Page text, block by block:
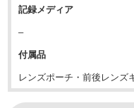
記録メディア
–
付属品
レンズポーチ・前後レンズ